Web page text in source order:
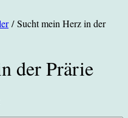
/ Sucht mein Herz in der
der Prärie